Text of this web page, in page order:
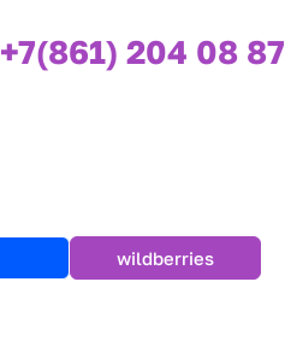
+7(861) 204 08 87
wildberries